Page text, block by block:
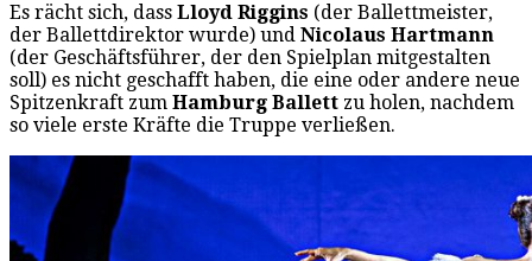
Es rächt sich, dass Lloyd Riggins (der Ballettmeister,
der Ballettdirektor wurde) und Nicolaus Hartmann
(der Geschäftsführer, der den Spielplan mitgestalten
soll) es nicht geschafft haben, die eine oder andere neue
Spitzenkraft zum Hamburg Ballett zu holen, nachdem
so viele erste Kräfte die Truppe verließen.